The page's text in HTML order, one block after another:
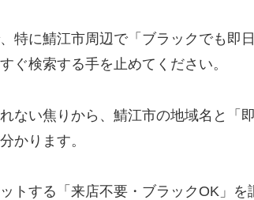
特に鯖江市周辺で「ブラックでも即
ぐ検索する手を止めてください。
ない焦りから、鯖江市の地域名と「
かります。
トする「来店不要・ブラックOK」